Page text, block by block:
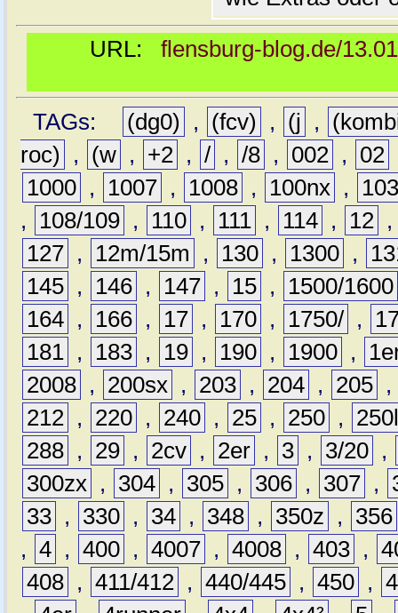
URL: flensburg-blog.de/
TAGs: (dg0) , (fcv) , (j ,
roc)
, (w , +2 , / , /8 , 002 , 02
1000 , 1007 , 1008 , 100nx ,
,
108/109 , 110 , 111 , 114 , 12
127 , 12m/15m , 130 , 1300 ,
145 , 146 , 147 , 15 ,
1500/1600
164 , 166 , 17 , 170 , 1750/ ,
181 , 183 , 19 , 190 , 1900 ,
2008 , 200sx , 203 , 204 , 205 ,
212 , 220 , 240 , 25 , 250 ,
288 , 29 , 2cv , 2er , 3 , 3/20 ,
300zx , 304 , 305 , 306 , 307 ,
33 , 330 , 34 , 348 , 350z ,
356
, 4 , 400 , 4007 , 4008 , 403 ,
408 , 411/412 , 440/445 , 450 ,